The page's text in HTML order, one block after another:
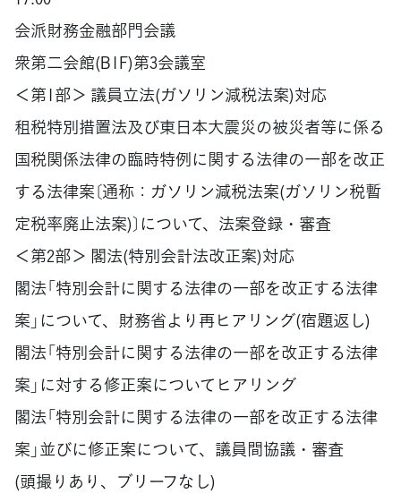
会派財務金融部門会議
衆第二会館(B1F)第3会議室
＜第1部＞ 議員立法(ガソリン減税法案)対応
租税特別措置法及び東日本大震災の被災者等に係る
国税関係法律の臨時特例に関する法律の一部を改正
する法律案〔通称：ガソリン減税法案(ガソリン税暫
定税率廃止法案)〕について、法案登録・審査
＜第2部＞ 閣法(特別会計法改正案)対応
閣法「特別会計に関する法律の一部を改正する法律
案」について、財務省より再ヒアリング(宿題返し)
閣法「特別会計に関する法律の一部を改正する法律
案」に対する修正案についてヒアリング
閣法「特別会計に関する法律の一部を改正する法律
案」並びに修正案について、議員間協議・審査
(頭撮りあり、ブリーフなし)